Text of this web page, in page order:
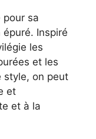
pour sa
Inspiré
les
et les
style, on peut
et
et à la